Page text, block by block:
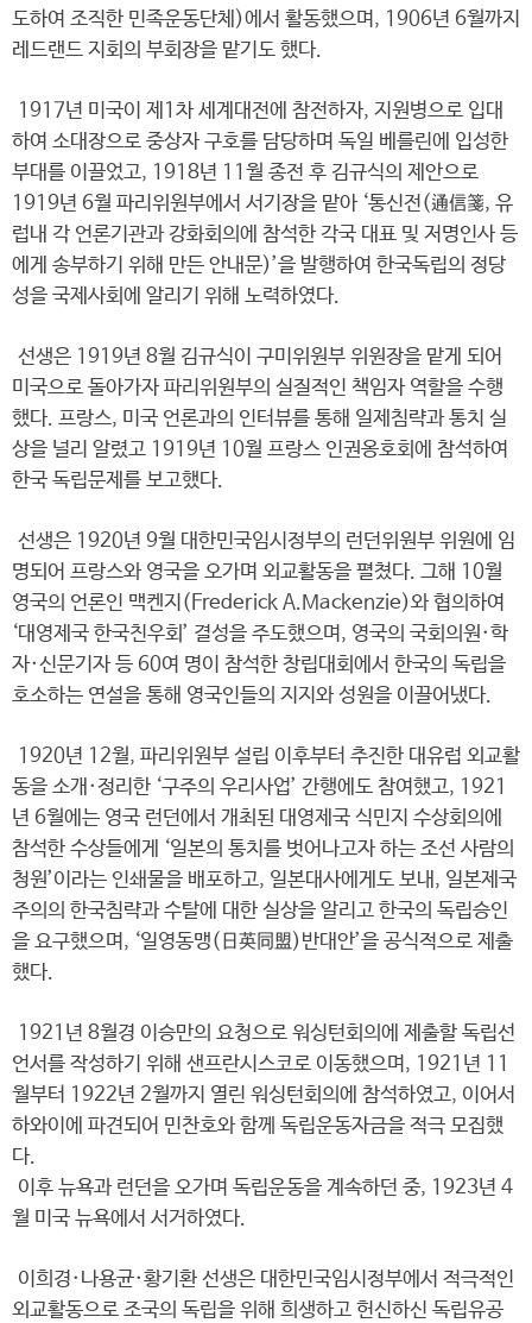
도하여 조직한 민족운동단체)에서 활동했으며, 1906년 6월까지
레드랜드 지회의 부회장을 맡기도 했다.
1917년 미국이 제1차 세계대전에 참전하자, 지원병으로 입대
하여 소대장으로 중상자 구호를 담당하며 독일 베를린에 입성한
부대를 이끌었고, 1918년 11월 종전 후 김규식의 제안으로
1919년 6월 파리위원부에서 서기장을 맡아 ‘통신전(通信箋, 유
럽내 각 언론기관과 강화회의에 참석한 각국 대표 및 저명인사 등
에게 송부하기 위해 만든 안내문)’을 발행하여 한국독립의 정당
성을 국제사회에 알리기 위해 노력하였다.
선생은 1919년 8월 김규식이 구미위원부 위원장을 맡게 되어
미국으로 돌아가자 파리위원부의 실질적인 책임자 역할을 수행
했다. 프랑스, 미국 언론과의 인터뷰를 통해 일제침략과 통치 실
상을 널리 알렸고 1919년 10월 프랑스 인권옹호회에 참석하여
한국 독립문제를 보고했다.
선생은 1920년 9월 대한민국임시정부의 런던위원부 위원에 임
명되어 프랑스와 영국을 오가며 외교활동을 펼쳤다. 그해 10월
영국의 언론인 맥켄지(Frederick A.Mackenzie)와 협의하여
‘대영제국 한국친우회’ 결성을 주도했으며, 영국의 국회의원·학
자·신문기자 등 60여 명이 참석한 창립대회에서 한국의 독립을
호소하는 연설을 통해 영국인들의 지지와 성원을 이끌어냈다.
1920년 12월, 파리위원부 설립 이후부터 추진한 대유럽 외교활
동을 소개·정리한 ‘구주의 우리사업’ 간행에도 참여했고, 1921
년 6월에는 영국 런던에서 개최된 대영제국 식민지 수상회의에
참석한 수상들에게 ‘일본의 통치를 벗어나고자 하는 조선 사람의
청원’이라는 인쇄물을 배포하고, 일본대사에게도 보내, 일본제국
주의의 한국침략과 수탈에 대한 실상을 알리고 한국의 독립승인
을 요구했으며, ‘일영동맹(日英同盟)반대안’을 공식적으로 제출
했다.
1921년 8월경 이승만의 요청으로 워싱턴회의에 제출할 독립선
언서를 작성하기 위해 샌프란시스코로 이동했으며, 1921년 11
월부터 1922년 2월까지 열린 워싱턴회의에 참석하였고, 이어서
하와이에 파견되어 민찬호와 함께 독립운동자금을 적극 모집했
다.
이후 뉴욕과 런던을 오가며 독립운동을 계속하던 중, 1923년 4
월 미국 뉴욕에서 서거하였다.
이희경·나용균·황기환 선생은 대한민국임시정부에서 적극적인
외교활동으로 조국의 독립을 위해 희생하고 헌신하신 독립유공